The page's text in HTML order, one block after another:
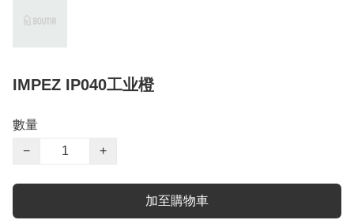
IMPEZ IP040工业橙
數量
−
+
加至購物車